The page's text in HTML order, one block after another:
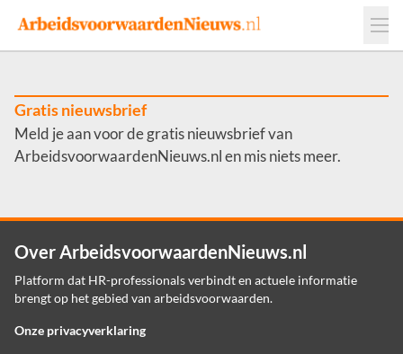
Events
Adverteren
Werkgevers
Contact
Gratis nieuwsbrief
Meld je aan voor de gratis nieuwsbrief van
ArbeidsvoorwaardenNieuws.nl en mis niets meer.
Over ArbeidsvoorwaardenNieuws.nl
Platform dat HR-professionals verbindt en actuele informatie
brengt op het gebied van arbeidsvoorwaarden.
Onze privacyverklaring